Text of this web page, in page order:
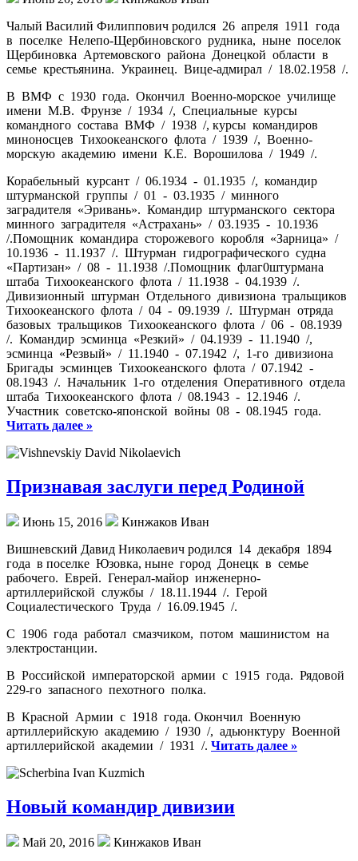
Чалый Василий Филиппович родился 26 апреля 1911 года
в поселке Нелепо-Щербиновского рудника, ныне поселок
Щербиновка Артемовского района Донецкой области в
семье крестьянина. Украинец. Вице-адмирал / 18.02.1958 /.
В ВМФ с 1930 года. Окончил Военно-морское училище
имени М.В. Фрунзе / 1934 /, Специальные курсы
командного состава ВМФ / 1938 /, курсы командиров
миноносцев Тихоокеанского флота / 1939 /, Военно-
морскую академию имени К.Е. Ворошилова / 1949 /.
Корабельный курсант / 06.1934 - 01.1935 /, командир
штурманской группы / 01 - 03.1935 / минного
заградителя «Эривань». Командир штурманского сектора
минного заградителя «Астрахань» / 03.1935 - 10.1936
/.Помощник командира сторожевого коробля «Зарница» /
10.1936 - 11.1937 /. Штурман гидрографического судна
«Партизан» / 08 - 11.1938 /.Помощник флаг0штурмана
штаба Тихоокеанского флота / 11.1938 - 04.1939 /.
Дивизионный штурман Отдельного дивизиона тральщиков
Тихоокеанского флота / 04 - 09.1939 /. Штурман отряда
базовых тральщиков Тихоокеанского флота / 06 - 08.1939
/. Командир эсминца «Резкий» / 04.1939 - 11.1940 /,
эсминца «Резвый» / 11.1940 - 07.1942 /, 1-го дивизиона
Бригады эсминцев Тихоокеанского флота / 07.1942 -
08.1943 /. Начальник 1-го отделения Оперативного отдела
штаба Тихоокеанского флота / 08.1943 - 12.1946 /.
Участник советско-японской войны 08 - 08.1945 года.
Читать далее »
Признавая заслуги перед Родиной
Июнь 15, 2016
Кинжаков Иван
Вишневский Давид Николаевич родился 14 декабря 1894
года в поселке Юзовка, ныне город Донецк в семье
рабочего. Еврей. Генерал-майор инженерно-
артиллерийской службы / 18.11.1944 /. Герой
Социалестического Труда / 16.09.1945 /.
С 1906 года работал смазчиком, потом машинистом на
электростанции.
В Российской императорской армии с 1915 года. Рядовой
229-го запасного пехотного полка.
В Красной Армии с 1918 года. Окончил Военную
артиллерийскую академию / 1930 /, адьюнктуру Военной
артиллерийской академии / 1931 /. Читать далее »
Новый командир дивизии
Май 20, 2016
Кинжаков Иван